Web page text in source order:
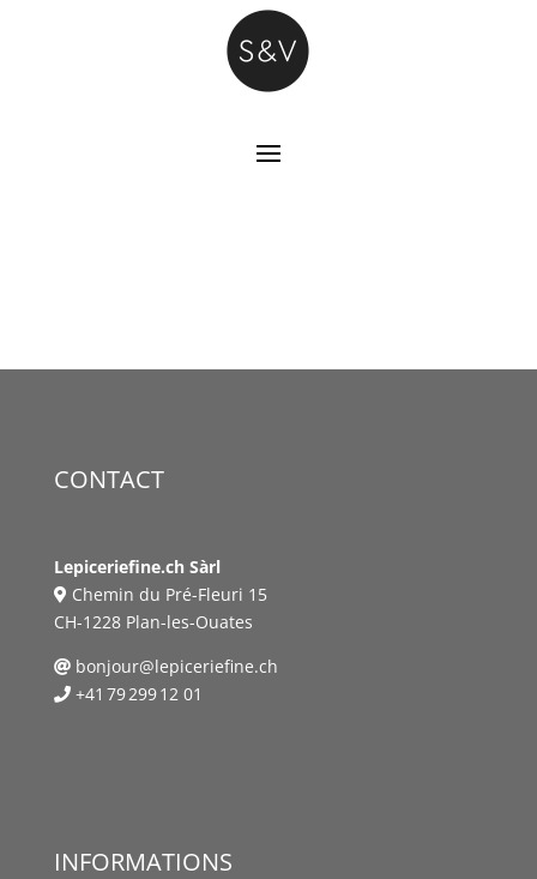
CONTACT
Lepiceriefine.ch Sàrl
Chemin du Pré-Fleuri 15
CH-1228 Plan-les-Ouates
bonjour@lepiceriefine.ch
+41 79 299 12 01
INFORMATIONS